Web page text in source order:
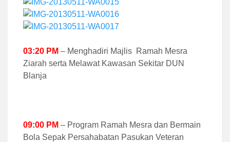
03:20 PM – Menghadiri Majlis Ramah Mesra
Ziarah serta Melawat Kawasan Sekitar DUN
Blanja
09:00 PM – Program Ramah Mesra dan Bermain
Bola Sepak Persahabatan Pasukan Veteran